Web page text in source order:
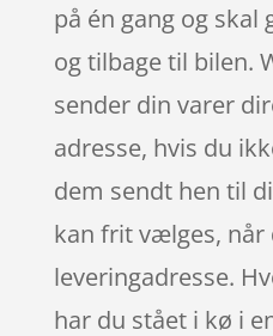
på én gang og skal
og tilbage til bilen.
sender din varer
adresse, hvis du
dem sendt hen til
kan frit vælges, når
leveringadresse.
har du stået i kø i